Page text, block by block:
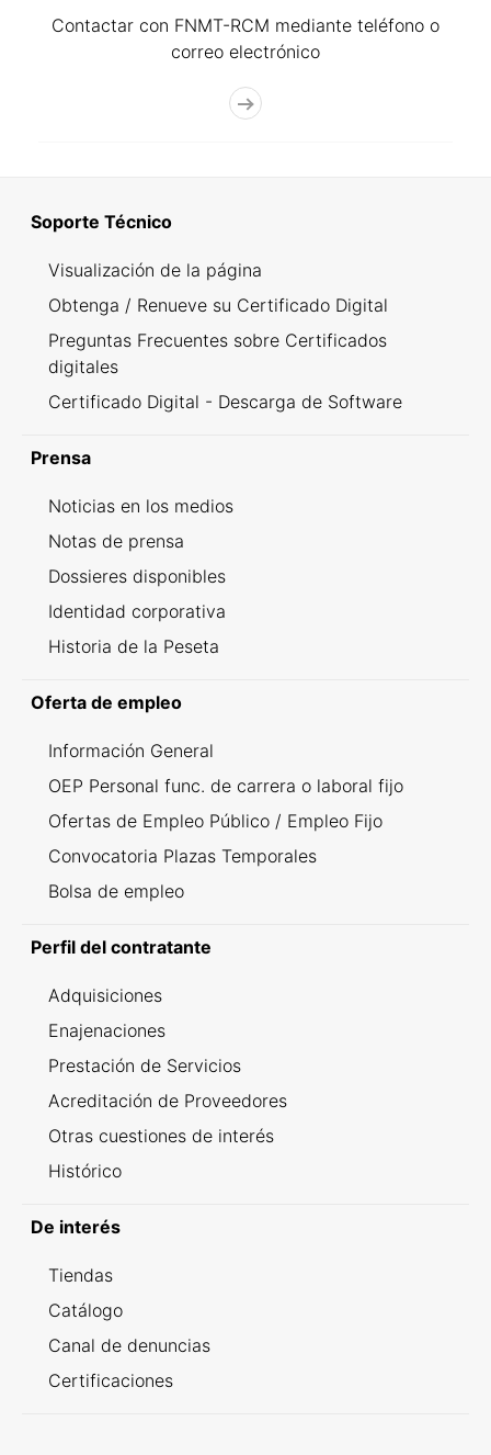
Contactar con FNMT-RCM mediante teléfono o
correo electrónico
Soporte Técnico
Visualización de la página
Obtenga / Renueve su Certificado Digital
Preguntas Frecuentes sobre Certificados
digitales
Certificado Digital - Descarga de Software
Prensa
Noticias en los medios
Notas de prensa
Dossieres disponibles
Identidad corporativa
Historia de la Peseta
Oferta de empleo
Información General
OEP Personal func. de carrera o laboral fijo
Ofertas de Empleo Público / Empleo Fijo
Convocatoria Plazas Temporales
Bolsa de empleo
Perfil del contratante
Adquisiciones
Enajenaciones
Prestación de Servicios
Acreditación de Proveedores
Otras cuestiones de interés
Histórico
De interés
Tiendas
Catálogo
Canal de denuncias
Certificaciones